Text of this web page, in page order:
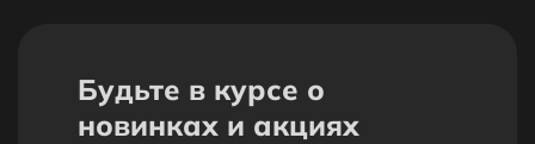
Будьте в курсе о
новинках и акциях